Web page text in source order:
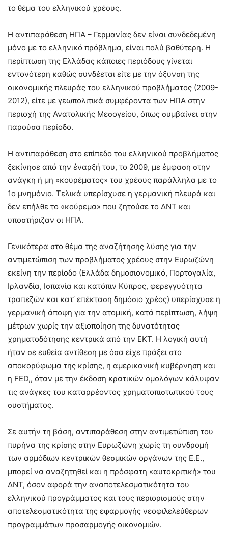
το θέμα του ελληνικού χρέους.
Η αντιπαράθεση ΗΠΑ – Γερμανίας δεν είναι συνδεδεμένη
μόνο με το ελληνικό πρόβλημα, είναι πολύ βαθύτερη. Η
περίπτωση της Ελλάδας κάποιες περιόδους γίνεται
εντονότερη καθώς συνδέεται είτε με την όξυνση της
οικονομικής πλευράς του ελληνικού προβλήματος (2009-
2012), είτε με γεωπολιτικά συμφέροντα των ΗΠΑ στην
περιοχή της Ανατολικής Μεσογείου, όπως συμβαίνει στην
παρούσα περίοδο.
Η αντιπαράθεση στο επίπεδο του ελληνικού προβλήματος
ξεκίνησε από την έναρξή του, το 2009, με έμφαση στην
ανάγκη ή μη «κουρέματος» του χρέους παράλληλα με το
1ο μνημόνιο. Τελικά υπερίσχυσε η γερμανική πλευρά και
δεν επήλθε το «κούρεμα» που ζητούσε το ΔΝΤ και
υποστήριζαν οι ΗΠΑ.
Γενικότερα στο θέμα της αναζήτησης λύσης για την
αντιμετώπιση των προβλήματος χρέους στην Ευρωζώνη
εκείνη την περίοδο (Ελλάδα δημοσιονομικό, Πορτογαλία,
Ιρλανδία, Ισπανία και κατόπιν Κύπρος, φερεγγυότητα
τραπεζών και κατ’ επέκταση δημόσιο χρέος) υπερίσχυσε η
γερμανική άποψη για την ατομική, κατά περίπτωση, λήψη
μέτρων χωρίς την αξιοποίηση της δυνατότητας
χρηματοδότησης κεντρικά από την ΕΚΤ. Η λογική αυτή
ήταν σε ευθεία αντίθεση με όσα είχε πράξει στο
αποκορύφωμα της κρίσης, η αμερικανική κυβέρνηση και
η FED,, όταν με την έκδοση κρατικών ομολόγων κάλυψαν
τις ανάγκες του καταρρέοντος χρηματοπιστωτικού τους
συστήματος.
Σε αυτήν τη βάση, αντιπαράθεση στην αντιμετώπιση του
πυρήνα της κρίσης στην Ευρωζώνη χωρίς τη συνδρομή
των αρμόδιων κεντρικών θεσμικών οργάνων της Ε.Ε.,
μπορεί να αναζητηθεί και η πρόσφατη «αυτοκριτική» του
ΔΝΤ, όσον αφορά την αναποτελεσματικότητα του
ελληνικού προγράμματος και τους περιορισμούς στην
αποτελεσματικότητα της εφαρμογής νεοφιλελεύθερων
προγραμμάτων προσαρμογής οικονομιών.